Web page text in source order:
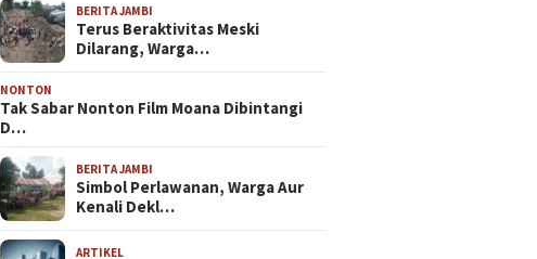
BERITA JAMBI
Terus Beraktivitas Meski
Dilarang, Warga…
NONTON
Tak Sabar Nonton Film Moana Dibintangi
D…
BERITA JAMBI
Simbol Perlawanan, Warga Aur
Kenali Dekl…
ARTIKEL